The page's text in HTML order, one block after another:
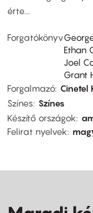
érte...
Forgatókönyv
Ethan
Joel
Grant
Forgalmazó Cinetel
Színes Színes
Készítő országok
Felirat nyelvek